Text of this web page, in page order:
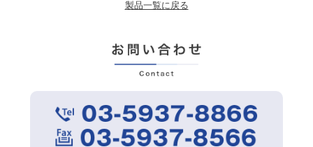
製品一覧に戻る